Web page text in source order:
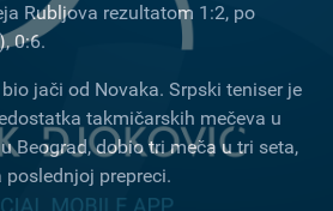
Rubljova rezultatom 1:2, po
0:6.
jači od Novaka. Srpski teniser je
takmičarskih mečeva u
Beograd, dobio tri meča u tri seta,
prepreci.